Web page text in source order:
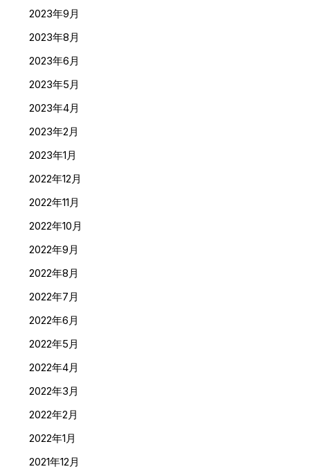
2023年9月
2023年8月
2023年6月
2023年5月
2023年4月
2023年2月
2023年1月
2022年12月
2022年11月
2022年10月
2022年9月
2022年8月
2022年7月
2022年6月
2022年5月
2022年4月
2022年3月
2022年2月
2022年1月
2021年12月